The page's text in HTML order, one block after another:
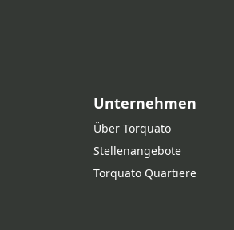
Unternehmen
Über Torquato
Stellenangebote
Torquato Quartiere